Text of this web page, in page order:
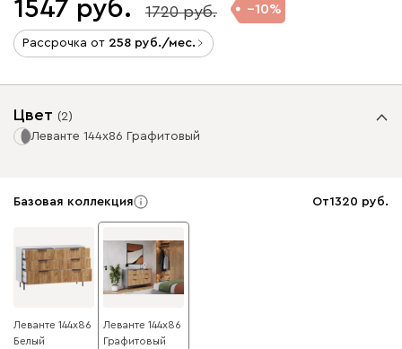
1547 1720 10
Рассрочка от 258 /мес.
Цвет (2)
Леванте 144x86 Графитовый
Базовая коллекция От1320
Леванте 144x86
Белый
Леванте 144x86
Графитовый